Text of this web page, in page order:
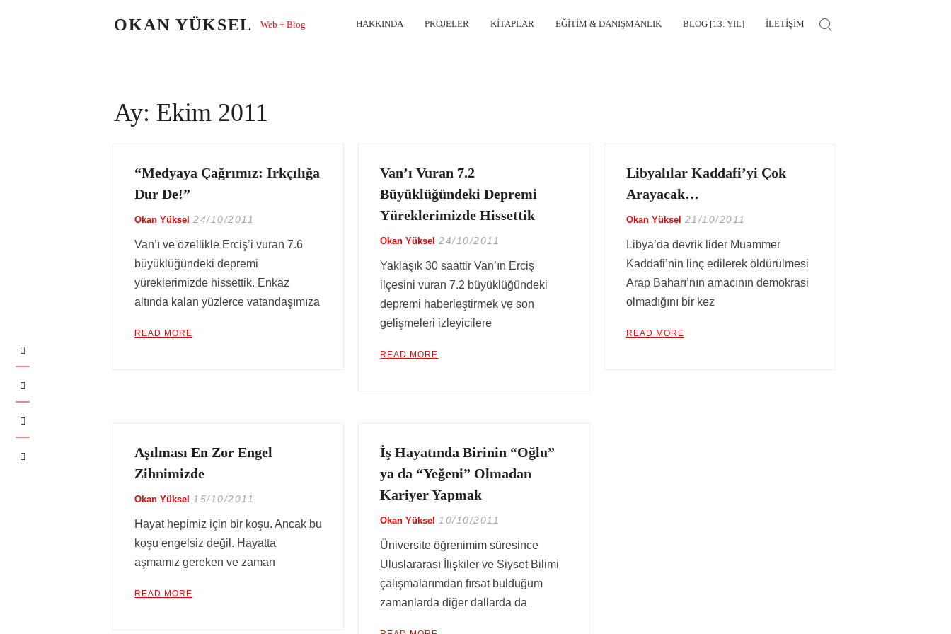
OKAN YÜKSEL Web + Blog HAKKINDA PROJELER KITAPLAR EĞITIM & DANIŞMANLIK BLOG [13. YIL] İLETIŞIM Search for:
LinkedIn
Twitter
Instagram
YouTube
Ay: Ekim 2011
“Medyaya Çağrımız: Irkçılığa
Dur De!”
Okan Yüksel 24/10/2011
Van’ı ve özellikle Erciş’i vuran 7.6
büyüklüğündeki depremi
yüreklerimizde hissettik. Enkaz
altında kalan yüzlerce vatandaşımıza
READ MORE
Van’ı Vuran 7.2
Büyüklüğündeki Depremi
Yüreklerimizde Hissettik
Okan Yüksel 24/10/2011
Yaklaşık 30 saattir Van’ın Erciş
ilçesini vuran 7.2 büyüklüğündeki
depremi haberleştirmek ve son
gelişmeleri izleyicilere
READ MORE
Libyalılar Kaddafi’yi Çok
Arayacak…
Okan Yüksel 21/10/2011
Libya’da devrik lider Muammer
Kaddafi’nin linç edilerek öldürülmesi
Arap Baharı’nın amacının demokrasi
olmadığını bir kez
READ MORE
Aşılması En Zor Engel
Zihnimizde
Okan Yüksel 15/10/2011
Hayat hepimiz için bir koşu. Ancak bu
koşu engelsiz değil. Hayatta
aşmamız gereken ve zaman
READ MORE
İş Hayatında Birinin “Oğlu”
ya da “Yeğeni” Olmadan
Kariyer Yapmak
Okan Yüksel 10/10/2011
Üniversite öğrenimim süresince
Uluslararası İlişkiler ve Siyset Bilimi
çalışmalarımdan fırsat bulduğum
zamanlarda diğer dallarda da